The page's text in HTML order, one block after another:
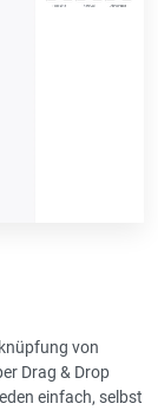
von
Drag & Drop
einfach, selbst